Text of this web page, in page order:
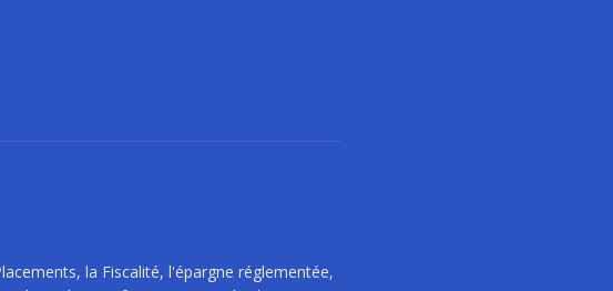
la Fiscalité, l'épargne réglementée,